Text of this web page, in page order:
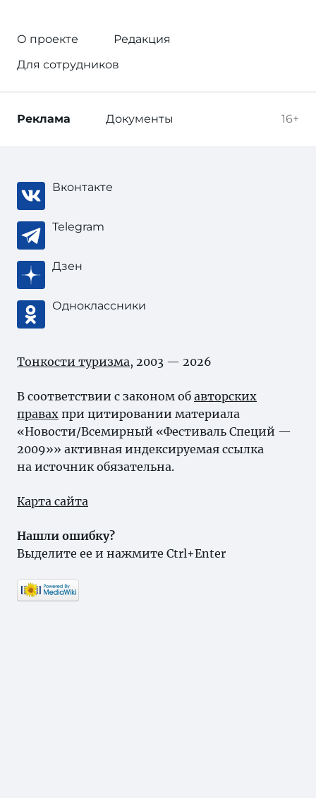
О проекте
Редакция
Для сотрудников
16+
Реклама Документы
Вконтакте
Telegram
Дзен
Одноклассники
Тонкости туризма, 2003 — 2026
В соответствии с законом об авторских
правах при цитировании материала
«Новости/Всемирный «Фестиваль Специй —
2009»» активная индексируемая ссылка
на источник обязательна.
Карта сайта
Нашли ошибку?
Выделите ее и нажмите Ctrl+Enter